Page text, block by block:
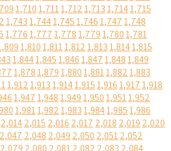
1,7101,7111,7121,7131,7141,715
1,7431,7441,7451,7461,7471,748
1,7761,7771,7781,7791,7801,781
1,8101,8111,8121,8131,8141,815
1,8441,8451,8461,8471,8481,849
1,8781,8791,8801,8811,8821,883
1,9121,9131,9141,9151,9161,9171,918
1,9471,9481,9491,9501,9511,952
1,9811,9821,9831,9841,9851,986
2,0142,015 2,016 2,017 2,018 2,019 2,020
2,047 2,048 2,049 2,050 2,0512,052